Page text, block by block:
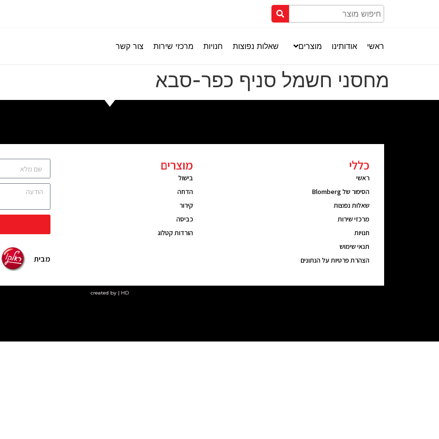
ראשי אודותינו מוצרים שאלות נפוצות חנויות מרכזי שירות צור קשר
מחסני חשמל סניף כפר-סבא
כללי
ראשי
הסיפור של Blomberg
שאלות נפוצות
מרכזי שירות
חנויות
תנאי שימוש
הצהרת פרטיות על הנתונים
מוצרים
בישול
הדחה
קירור
כביסה
הורדות קטלוג
מבית
created by | HD